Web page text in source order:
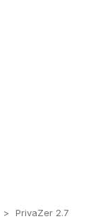
PrivaZer 2.7